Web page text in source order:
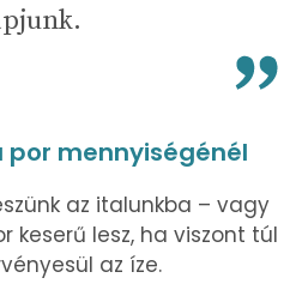
por mennyiségénél
az italunkba – vagy
keserű lesz, ha viszont túl
az íze.